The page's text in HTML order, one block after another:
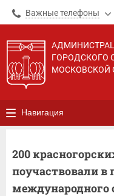
Важные телефоны
ГОРОДСКОГО
МОСКОВСКОЙ
Навигация
200
поучаствовали в
международного